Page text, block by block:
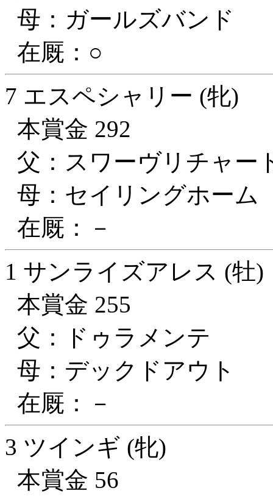
母：ガールズバンド
在厩：○
7 エスペシャリー (牝)
本賞金 292
父：スワーヴリチャー
母：セイリングホーム
在厩：－
1 サンライズアレス (牡)
本賞金 255
父：ドゥラメンテ
母：デックドアウト
在厩：－
3 ツインギ (牝)
本賞金 56